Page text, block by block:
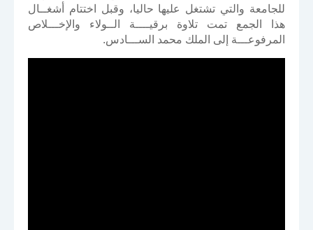
للجامعة والتي تشتغل عليها حاليا، وقبل اختتام أشغــال
هذا الجمع تمت تلاوة برقيــــة الــولاء والإخـــلاص
المرفوعـــة إلى الملك محمد الســـادس.